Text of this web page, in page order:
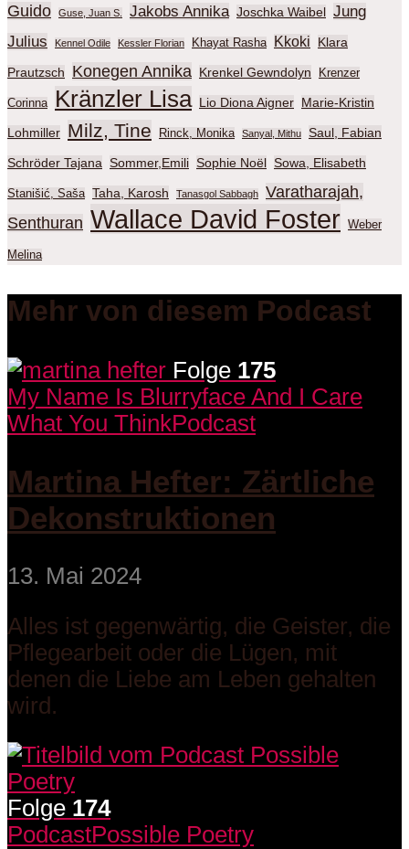
Guido
Guse, Juan S. Jakobs Annika Joschka Waibel Jung
Julius
Kennel Odile Kessler Florian Khayat Rasha Kkoki Klara
Prautzsch Konegen Annika Krenkel Gewndolyn Krenzer
Corinna Kränzler Lisa Lio Diona Aigner Marie-Kristin
Lohmiller Milz, Tine Rinck, Monika Sanyal, Mithu Saul, Fabian
Schröder Tajana Sommer,Emili Sophie Noël Sowa, Elisabeth
Stanišić, Saša Taha, Karosh Tanasgol Sabbagh
Varatharajah,
Senthuran Wallace David Foster Weber
Melina
Mehr von diesem Podcast
Folge 175
My Name Is Blurryface And I Care
What You ThinkPodcast
Martina Hefter: Zärtliche
Dekonstruktionen
13. Mai 2024
Alles ist gegenwärtig, die Geister, die
Pflegearbeit oder die Lügen, mit
denen die Liebe am Leben gehalten
wird.
Folge 174
PodcastPossible Poetry